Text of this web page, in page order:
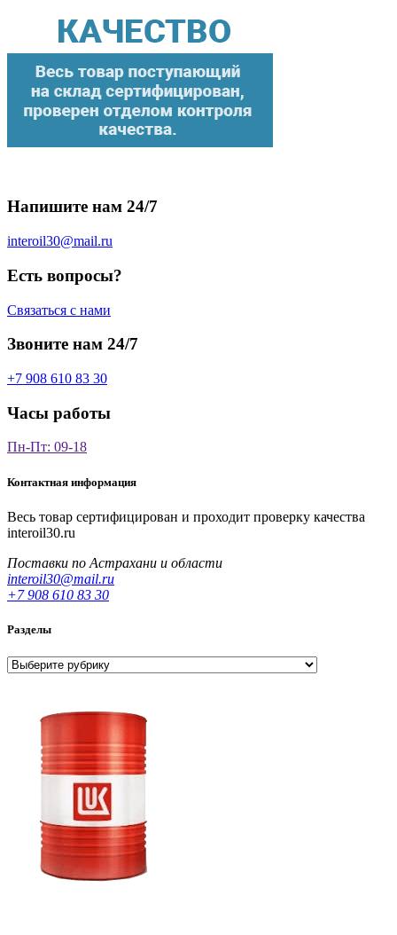
Напишите нам 24/7
interoil30@mail.ru
Есть вопросы?
Связаться с нами
Звоните нам 24/7
+7 908 610 83 30
Часы работы
Пн-Пт: 09-18
Контактная информация
Весь товар сертифицирован и проходит проверку качества
interoil30.ru
Поставки по Астрахани и области
interoil30@mail.ru
+7 908 610 83 30
Разделы
Разделы